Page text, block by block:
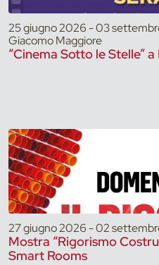
25 giugno 2026 - 03
Giacomo Maggiore
“Cinema Sotto le Stelle”
27 giugno 2026 - 02
Mostra “Rigorismo
Smart Rooms